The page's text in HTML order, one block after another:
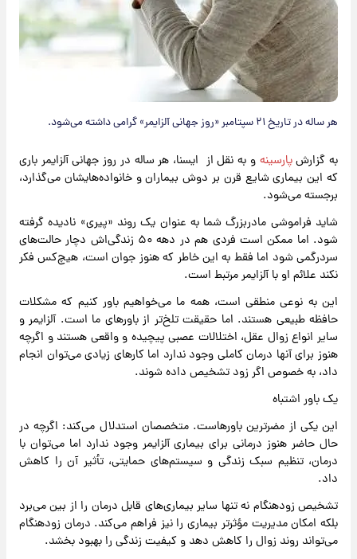
هر ساله در تاریخ ۲۱ سپتامبر «روز جهانی آلزایمر» گرامی داشته می‌شود.
به گزارشپارسینه و به نقل از ایسنا، هر ساله در روز جهانی آلزایمر باری
که این بیماری شایع قرن بر دوش بیماران و خانواده‌هایشان می‌گذارد،
برجسته می‌شود.
شاید فراموشی مادربزرگ شما به عنوان یک روند «پیری» نادیده گرفته
شود. اما ممکن است فردی هم در دهه ۵۰ زندگی‌اش دچار حالت‌های
سردرگمی شود اما فقط به این خاطر که هنوز جوان است، هیچ‌کس فکر
نکند علائم او با آلزایمر مرتبط است.
این به نوعی منطقی است، همه ما می‌خواهیم باور کنیم که مشکلات
حافظه طبیعی هستند. اما حقیقت تلخ‌تر از باورهای ما است. آلزایمر و
سایر انواع زوال عقل‌، اختلالات عصبی پیچیده و واقعی هستند و اگرچه
هنوز برای آنها درمان کاملی وجود ندارد اما کارهای زیادی می‌توان انجام
داد، به خصوص اگر زود تشخیص داده شوند.
یک باور اشتباه
این یکی از مضرترین باورهاست. متخصصان استدلال می‌کند: اگرچه در
حال حاضر هنوز درمانی برای بیماری آلزایمر وجود ندارد اما می‌توان با
درمان، تنظیم سبک زندگی و سیستم‌های حمایتی، تأثیر آن را کاهش
داد.
تشخیص زودهنگام نه تنها سایر بیماری‌های قابل درمان را از بین می‌برد
بلکه امکان مدیریت مؤثرتر بیماری را نیز فراهم می‌کند. درمان زودهنگام
می‌تواند روند زوال را کاهش دهد و کیفیت زندگی را بهبود بخشد.